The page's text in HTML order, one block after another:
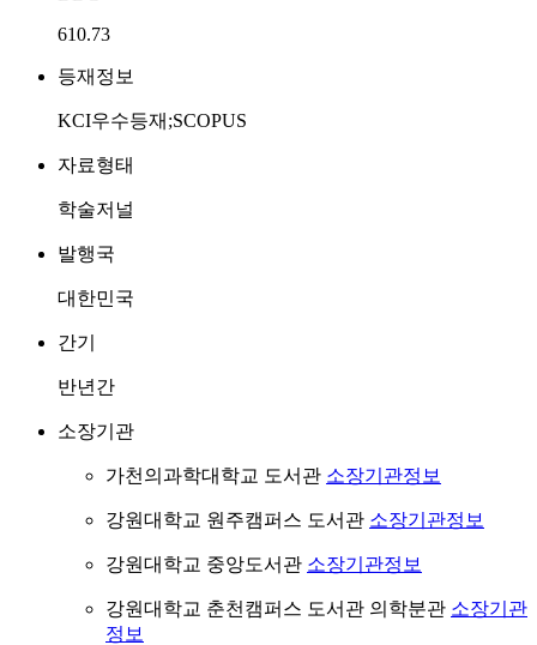
610.73
등재정보
KCI우수등재;SCOPUS
자료형태
학술저널
발행국
대한민국
간기
반년간
소장기관
가천의과학대학교 도서관 소장기관정보
강원대학교 원주캠퍼스 도서관 소장기관정보
강원대학교 중앙도서관 소장기관정보
강원대학교 춘천캠퍼스 도서관 의학분관 소장기관
정보